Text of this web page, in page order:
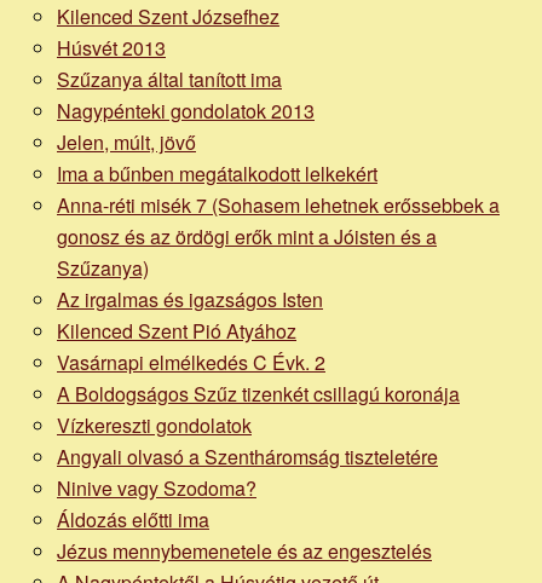
Kilenced Szent Józsefhez
Húsvét 2013
Szűzanya által tanított ima
Nagypénteki gondolatok 2013
Jelen, múlt, jövő
Ima a bűnben megátalkodott lelkekért
Anna-réti misék 7 (Sohasem lehetnek erőssebbek a
gonosz és az ördögi erők mint a Jóisten és a
Szűzanya)
Az irgalmas és igazságos Isten
Kilenced Szent Pió Atyához
Vasárnapi elmélkedés C Évk. 2
A Boldogságos Szűz tizenkét csillagú koronája
Vízkereszti gondolatok
Angyali olvasó a Szentháromság tiszteletére
Ninive vagy Szodoma?
Áldozás előtti ima
Jézus mennybemenetele és az engesztelés